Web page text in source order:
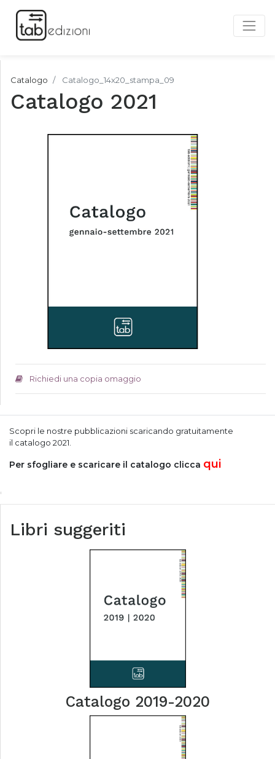
Catalogo Catalogo_14x20_stampa_09
Catalogo 2021
Richiedi una copia omaggio
Scopri le nostre pubblicazioni scaricando gratuitamente
il catalogo 2021.
Per sfogliare e scaricare il catalogo clicca qui
Libri suggeriti
Catalogo 2019-2020